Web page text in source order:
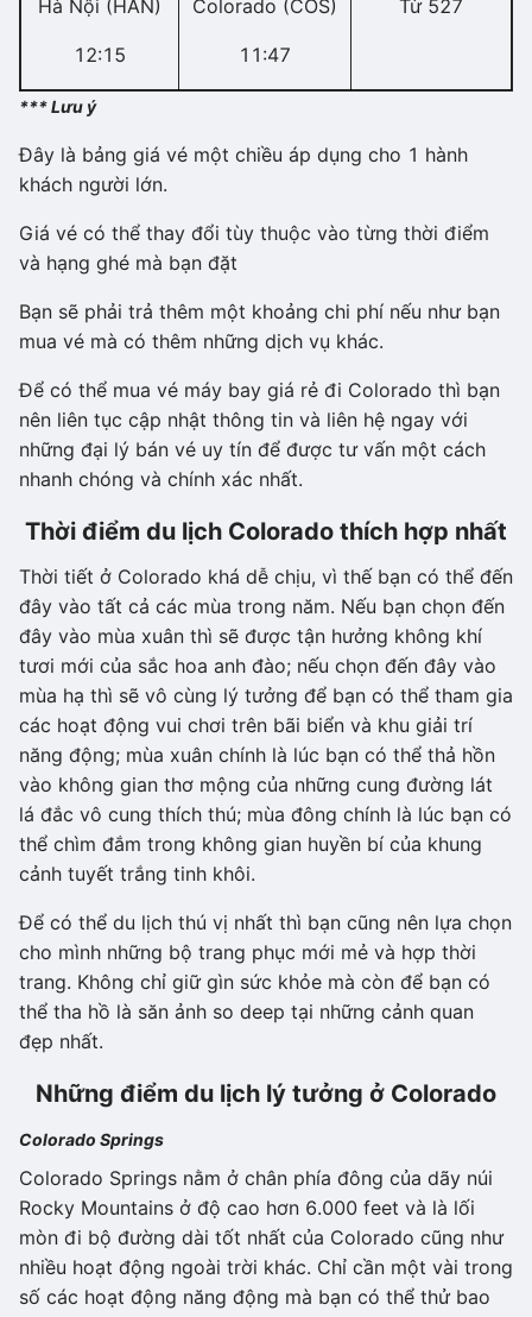
Hà Nội (HAN)
12:15
Colorado (COS)
11:47
Từ 527
*** Lưu ý
Đây là bảng giá vé một chiều áp dụng cho 1 hành
khách người lớn.
Giá vé có thể thay đổi tùy thuộc vào từng thời điểm
và hạng ghé mà bạn đặt
Bạn sẽ phải trả thêm một khoảng chi phí nếu như bạn
mua vé mà có thêm những dịch vụ khác.
Để có thể mua vé máy bay giá rẻ đi Colorado thì bạn
nên liên tục cập nhật thông tin và liên hệ ngay với
những đại lý bán vé uy tín để được tư vấn một cách
nhanh chóng và chính xác nhất.
Thời điểm du lịch Colorado thích hợp nhất
Thời tiết ở Colorado khá dễ chịu, vì thế bạn có thể đến
đây vào tất cả các mùa trong năm. Nếu bạn chọn đến
đây vào mùa xuân thì sẽ được tận hưởng không khí
tươi mới của sắc hoa anh đào; nếu chọn đến đây vào
mùa hạ thì sẽ vô cùng lý tưởng để bạn có thể tham gia
các hoạt động vui chơi trên bãi biển và khu giải trí
năng động; mùa xuân chính là lúc bạn có thể thả hồn
vào không gian thơ mộng của những cung đường lát
lá đắc vô cung thích thú; mùa đông chính là lúc bạn có
thể chìm đắm trong không gian huyền bí của khung
cảnh tuyết trắng tinh khôi.
Để có thể du lịch thú vị nhất thì bạn cũng nên lựa chọn
cho mình những bộ trang phục mới mẻ và hợp thời
trang. Không chỉ giữ gìn sức khỏe mà còn để bạn có
thể tha hồ là săn ảnh so deep tại những cảnh quan
đẹp nhất.
Những điểm du lịch lý tưởng ở Colorado
Colorado Springs
Colorado Springs nằm ở chân phía đông của dãy núi
Rocky Mountains ở độ cao hơn 6.000 feet và là lối
mòn đi bộ đường dài tốt nhất của Colorado cũng như
nhiều hoạt động ngoài trời khác. Chỉ cần một vài trong
số các hoạt động năng động mà bạn có thể thử bao